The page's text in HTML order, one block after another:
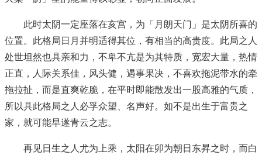
此时太阴一定座落在亥宫，为「月朗天门」是太阴所喜的
位置。此格局日月并明适得其位，有相当的高贵度。此局之人
处世坦然也具亲和力，不卑不亢是为其特质，宽宏大量，热情
正直，人际关系佳，风头健，遇事果决，不喜欢拖泥带水的牵
拖拉扯，而是直爽乾脆，在平时即能散发出一股高雅的气质，
所以具此格局之人必孚众望、名声好。如不是出生于富贵之
家，就可能早遂青云之志。
再见日生之人尤为上乘，太阳在卯为朝日东昇之时，而白